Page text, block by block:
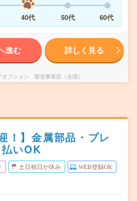
40代 50代 60代
進む 詳しく見る
プション 製造事業部（全国）
！】金属部品・プレ
いOK
土日祝日が休み WEB登録OK